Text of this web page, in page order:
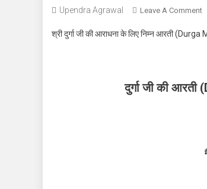
Upendra Agrawal Leave A CommentOn
श्री दुर्गा जी की आराधना के लिए निम्न आरती
दुर्गा जी की